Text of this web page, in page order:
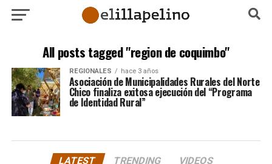
All posts tagged "region de coquimbo"
REGIONALES hace 3 años
Asociación de Municipalidades Rurales del Norte
Chico finaliza exitosa ejecución del “Programa
de Identidad Rural”
LATEST TRENDING VIDEOS